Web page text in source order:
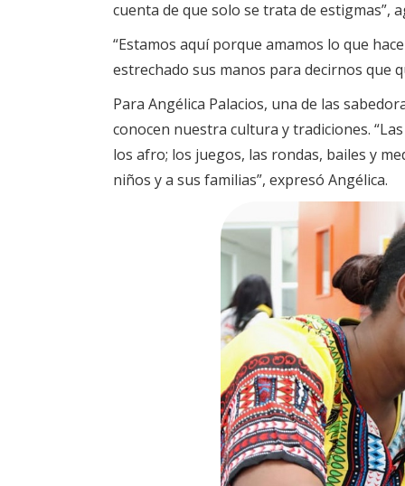
cuenta de que solo se trata de estigmas”,
“Estamos aquí porque amamos lo que
estrechado sus manos para decirnos que
Para Angélica Palacios, una de las
conocen nuestra cultura y tradiciones.
los afro; los juegos, las rondas, bailes y
niños y a sus familias”, expresó Angélica.